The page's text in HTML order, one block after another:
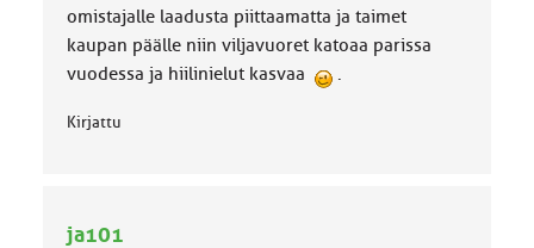
omistajalle laadusta piittaamatta ja taimet
kaupan päälle niin viljavuoret katoaa parissa
vuodessa ja hiilinielut kasvaa
.
Kirjattu
ja101